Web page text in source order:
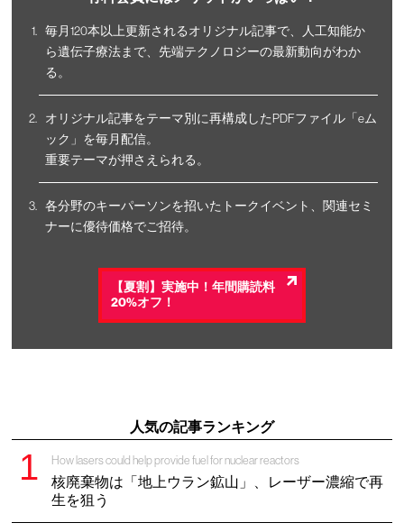
毎月120本以上更新されるオリジナル記事で、人工知能か
ら遺伝子療法まで、先端テクノロジーの最新動向がわか
る。
オリジナル記事をテーマ別に再構成したPDFファイル「eム
ック」を毎月配信。
重要テーマが押さえられる。
各分野のキーパーソンを招いたトークイベント、関連セミ
ナーに優待価格でご招待。
【夏割】実施中！年間購読料
20%オフ！
人気の記事ランキング
How lasers could help provide fuel for nuclear reactors
核廃棄物は「地上ウラン鉱山」、レーザー濃縮で再
生を狙う